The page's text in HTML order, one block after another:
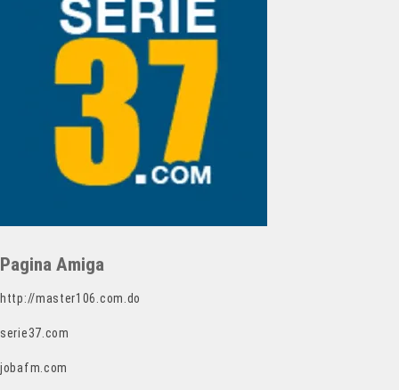
Pagina Amiga
http://master106.com.do
serie37.com
jobafm.com